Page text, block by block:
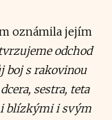
oznámila jejím
odchod
boj s rakovinou
sestra, teta
blízkými i svým